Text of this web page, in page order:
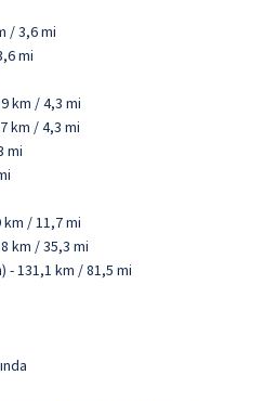
/ 3,6 mi
mi
km / 4,3 mi
km / 4,3 mi
mi
km / 11,7 mi
km / 35,3 mi
- 131,1 km / 81,5 mi